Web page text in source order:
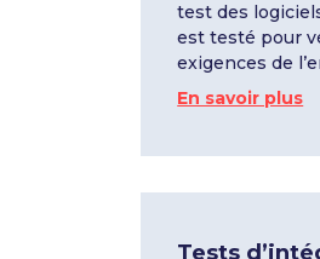
test des
est testé pour
exigences de
En savoir plus
Tests